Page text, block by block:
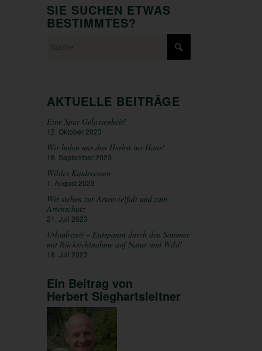
SIE SUCHEN ETWAS
BESTIMMTES?
AKTUELLE BEITRÄGE
Eine Spur Gelassenheit!
12. Oktober 2023
Wir holen uns den Herbst ins Haus!
18. September 2023
Wildes Kinderessen
1. August 2023
Wir stehen zur Artenvielfalt und zum
Artenschutz
21. Juli 2023
Urlaubszeit – Entspannt durch den Sommer
mit Rücksichtnahme auf Natur und Wild!
18. Juli 2023
Ein Beitrag von
Herbert Sieghartsleitner